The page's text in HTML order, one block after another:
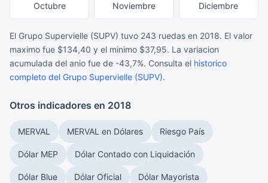
Octubre Noviembre Diciembre
El Grupo Supervielle (SUPV) tuvo 243 ruedas en 2018. El valor
maximo fue $134,40 y el minimo $37,95. La variacion
acumulada del anio fue de -43,7%. Consulta el historico
completo del Grupo Supervielle (SUPV).
Otros indicadores en 2018
MERVAL MERVAL en Dólares Riesgo País
Dólar MEP Dólar Contado con Liquidación
Dólar Blue Dólar Oficial Dólar Mayorista